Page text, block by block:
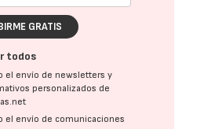
GRATIS
todos
el envío de newsletters y
personalizados de
el envío de comunicaciones